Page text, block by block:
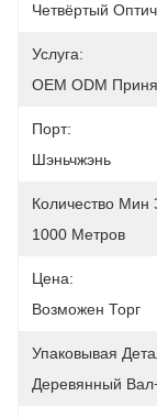
Четвёртый
Услуга:
OEM ODM
Порт:
Шэньчжэнь
Количество Мин
1000 Метров
Цена:
Возможен Торг
Упаковывая
Деревянный